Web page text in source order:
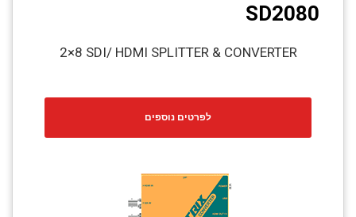
SD2080
2×8 SDI/ HDMI SPLITTER & CONVERTER
לפרטים נוספים